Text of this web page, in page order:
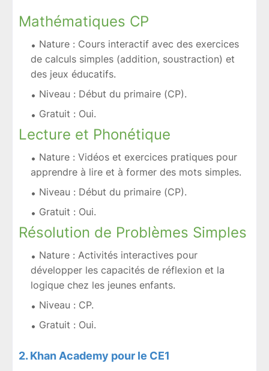
Mathématiques CP
Nature : Cours interactif avec des exercices
de calculs simples (addition, soustraction) et
des jeux éducatifs.
Niveau : Début du primaire (CP).
Gratuit : Oui.
Lecture et Phonétique
Nature : Vidéos et exercices pratiques pour
apprendre à lire et à former des mots simples.
Niveau : Début du primaire (CP).
Gratuit : Oui.
Résolution de Problèmes Simples
Nature : Activités interactives pour
développer les capacités de réflexion et la
logique chez les jeunes enfants.
Niveau : CP.
Gratuit : Oui.
2. Khan Academy pour le CE1